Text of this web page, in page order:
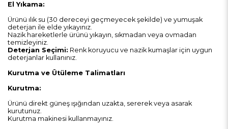
El Yıkama:
Ürünü ılık su (30 dereceyi geçmeyecek şekilde) ve yumuşak
deterjan ile elde yıkayınız.
Nazik hareketlerle ürünü yıkayın, sıkmadan veya ovmadan
temizleyiniz.
Deterjan Seçimi: Renk koruyucu ve nazik kumaşlar için uygun
deterjanlar kullanınız.
Kurutma ve Ütüleme Talimatları
Kurutma:
Ürünü direkt güneş ışığından uzakta, sererek veya asarak
kurutunuz.
Kurutma makinesi kullanmayınız.